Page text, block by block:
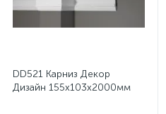
DD521 Карниз Декор
Дизайн 155x103x2000мм